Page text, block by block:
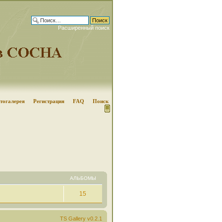
Расширенный поиск
Регистрация FAQ Поиск
АЛЬБОМЫ
15
TS Gallery v0.2.1